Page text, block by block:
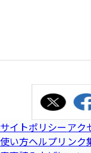
サイトポリシーアク
使い方ヘルプリンク